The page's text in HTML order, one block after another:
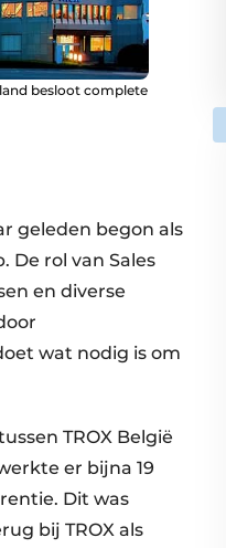
besloot complete
geleden begon als
De rol van Sales
en diverse
wat nodig is om
TROX België
er bijna 19
Dit was
bij TROX als